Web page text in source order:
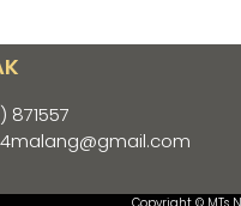
871557